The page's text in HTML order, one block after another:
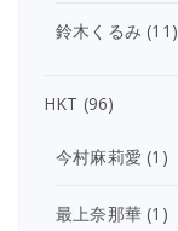
鈴木くるみ (11)
HKT (96)
今村麻莉愛 (1)
最上奈那華 (1)